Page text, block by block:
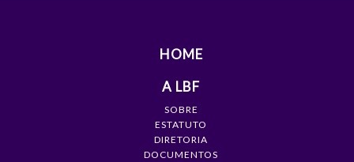
HOME
A LBF
SOBRE
ESTATUTO
DIRETORIA
DOCUMENTOS